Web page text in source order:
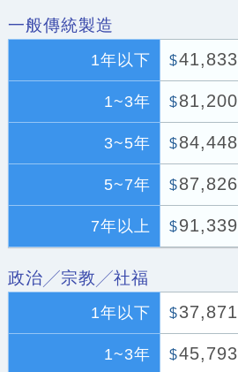
一般傳統製造
1年以下 $41,833
1~3年 $81,200
3~5年 $84,448
5~7年 $87,826
7年以上 $91,339
政治╱宗教╱社福
1年以下 $37,871
1~3年 $45,793